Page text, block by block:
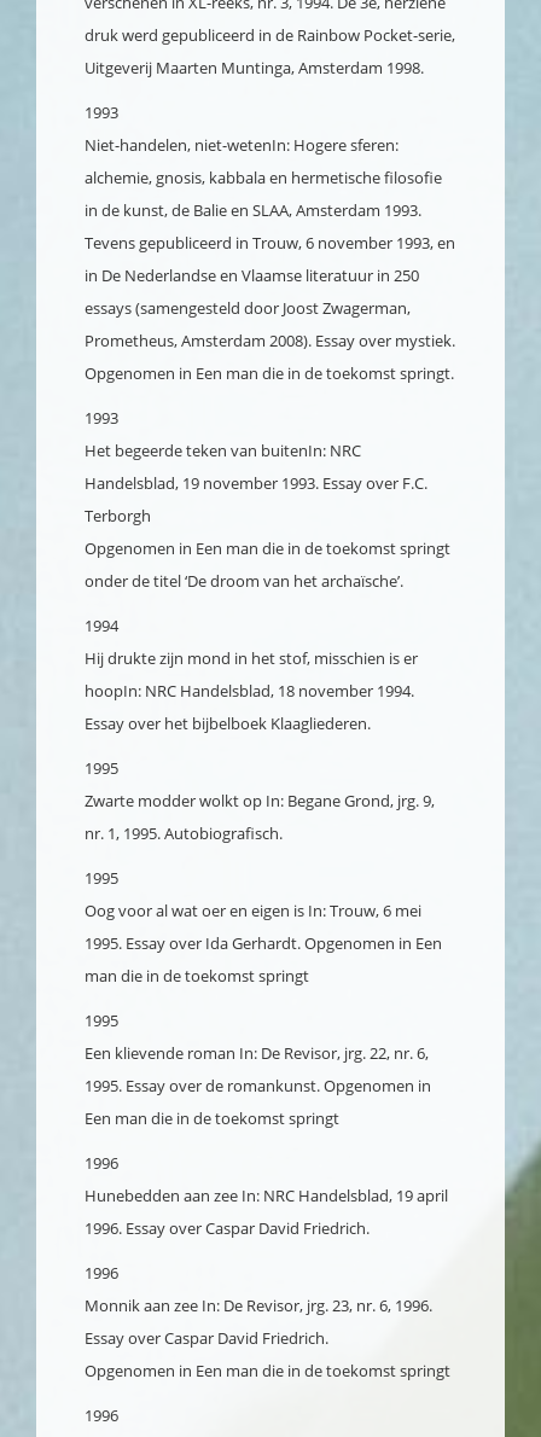
druk werd gepubliceerd in de Rainbow Pocket-serie,
Uitgeverij Maarten Muntinga, Amsterdam 1998.
1993
Niet-handelen, niet-wetenIn: Hogere sferen:
alchemie, gnosis, kabbala en hermetische filosofie
in de kunst, de Balie en SLAA, Amsterdam 1993.
Tevens gepubliceerd in Trouw, 6 november 1993, en
in De Nederlandse en Vlaamse literatuur in 250
essays (samengesteld door Joost Zwagerman,
Prometheus, Amsterdam 2008). Essay over mystiek.
Opgenomen in Een man die in de toekomst springt.
1993
Het begeerde teken van buitenIn: NRC
Handelsblad, 19 november 1993. Essay over F.C.
Terborgh
Opgenomen in Een man die in de toekomst springt
onder de titel ‘De droom van het archaïsche’.
1994
Hij drukte zijn mond in het stof, misschien is er
hoopIn: NRC Handelsblad, 18 november 1994.
Essay over het bijbelboek Klaagliederen.
1995
Zwarte modder wolkt op In: Begane Grond, jrg. 9,
nr. 1, 1995. Autobiografisch.
1995
Oog voor al wat oer en eigen is In: Trouw, 6 mei
1995. Essay over Ida Gerhardt. Opgenomen in Een
man die in de toekomst springt
1995
Een klievende roman In: De Revisor, jrg. 22, nr. 6,
1995. Essay over de romankunst. Opgenomen in
Een man die in de toekomst springt
1996
Hunebedden aan zee In: NRC Handelsblad, 19 april
1996. Essay over Caspar David Friedrich.
1996
Monnik aan zee In: De Revisor, jrg. 23, nr. 6, 1996.
Essay over Caspar David Friedrich.
Opgenomen in Een man die in de toekomst springt
1996